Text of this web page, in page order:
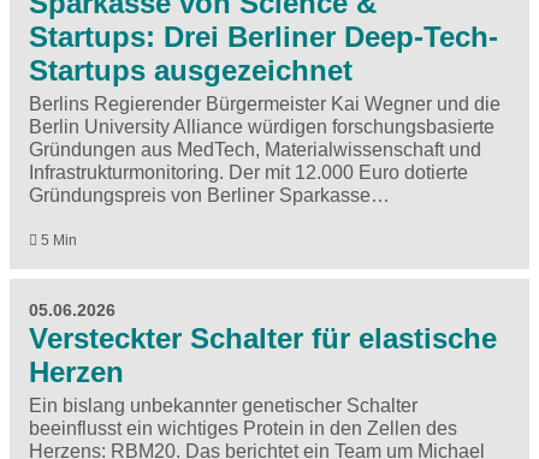
Startups: Drei Berliner Deep-Tech-
Startups ausgezeichnet
Berlins Regierender Bürgermeister Kai Wegner und die
Berlin University Alliance würdigen forschungsbasierte
Gründungen aus MedTech, Materialwissenschaft und
Infrastrukturmonitoring. Der mit 12.000 Euro dotierte
Gründungspreis von Berliner Sparkasse…
5 Min
05.06.2026
Versteckter Schalter für elastische
Herzen
Ein bislang unbekannter genetischer Schalter
beeinflusst ein wichtiges Protein in den Zellen des
Herzens: RBM20. Das berichtet ein Team um Michael